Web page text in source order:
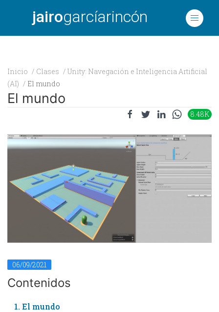
jairogarcíarincón
Inicio Clases
Unity: Navegación e Inteligencia Artificial
(AI)
El mundo
El mundo
8.48K
06/09/2021
Contenidos
El mundo